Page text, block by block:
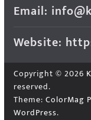
Email:
Website:
Copyright © 2026
reserved.
Theme: ColorMag
WordPress.